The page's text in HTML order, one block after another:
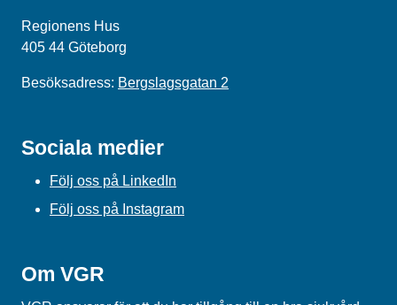
Regionens Hus
405 44 Göteborg
Besöksadress: Bergslagsgatan 2
Sociala medier
Följ oss på LinkedIn
Följ oss på Instagram
Om VGR